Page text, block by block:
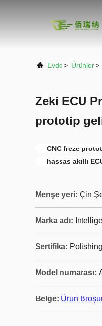
Evde> Ürünler>
Zeki ECU
prototip
CNC freze
hassas akıllı
Menşe yeri: Çin
Marka adı:
Sertifika:
Model numarası:
Belge: Ürün